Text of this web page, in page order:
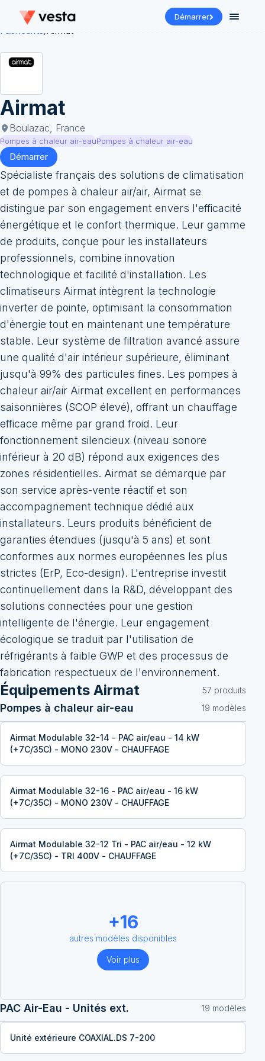
Démarrer
Fabricants/Airmat
Airmat
Boulazac, France
Pompes à chaleur air-eauPompes à chaleur air-eau
Démarrer
Spécialiste français des solutions de climatisation
et de pompes à chaleur air/air, Airmat se
distingue par son engagement envers l'efficacité
énergétique et le confort thermique. Leur gamme
de produits, conçue pour les installateurs
professionnels, combine innovation
technologique et facilité d'installation. Les
climatiseurs Airmat intègrent la technologie
inverter de pointe, optimisant la consommation
d'énergie tout en maintenant une température
stable. Leur système de filtration avancé assure
une qualité d'air intérieur supérieure, éliminant
jusqu'à 99% des particules fines. Les pompes à
chaleur air/air Airmat excellent en performances
saisonnières (SCOP élevé), offrant un chauffage
efficace même par grand froid. Leur
fonctionnement silencieux (niveau sonore
inférieur à 20 dB) répond aux exigences des
zones résidentielles. Airmat se démarque par
son service après-vente réactif et son
accompagnement technique dédié aux
installateurs. Leurs produits bénéficient de
garanties étendues (jusqu'à 5 ans) et sont
conformes aux normes européennes les plus
strictes (ErP, Eco-design). L'entreprise investit
continuellement dans la R&D, développant des
solutions connectées pour une gestion
intelligente de l'énergie. Leur engagement
écologique se traduit par l'utilisation de
réfrigérants à faible GWP et des processus de
fabrication respectueux de l'environnement.
Équipements Airmat 57 produits
Pompes à chaleur air-eau 19 modèles
Airmat Modulable 32-14 - PAC air/eau - 14 kW
(+7C/35C) - MONO 230V - CHAUFFAGE
Airmat Modulable 32-16 - PAC air/eau - 16 kW
(+7C/35C) - MONO 230V - CHAUFFAGE
Airmat Modulable 32-12 Tri - PAC air/eau - 12 kW
(+7C/35C) - TRI 400V - CHAUFFAGE
+16
autres modèles disponibles
Voir plus
PAC Air-Eau - Unités ext. 19 modèles
Unité extérieure COAXIAL.DS 7-200